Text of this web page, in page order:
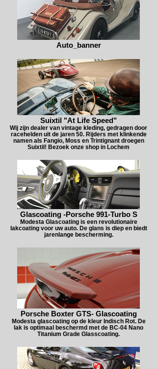
Auto_banner
Suixtil "At Life Speed"
Wij zijn dealer van vintage kleding, gedragen door
racehelden uit de jaren 50. Rijders met klinkende
namen als Fangio, Moss en Trintignant droegen
Suixtil! Bezoek onze shop in Lochem
Glascoating -Porsche 991-Turbo S
Modesta Glascoating is een revolutionaire
lakcoating voor uw auto. De glans is diep en biedt
jarenlange bescherming.
Porsche Boxter GTS- Glascoating
Modesta glascoating op de kleur Indisch Rot. De
lak is optimaal beschermd met de BC-04 Nano
Titanium Grade Glasscoating.